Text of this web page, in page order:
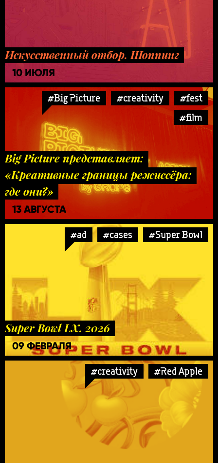
Искусственный отбор. Шоппинг
10 ИЮЛЯ
#Big Picture #creativity
#fest
#film
Big Picture представляет:
«Креативные границы режиссёра:
где они?»
13 АВГУСТА
#ad #cases #Super Bowl
Super Bowl LX. 2026
09 ФЕВРАЛЯ
#creativity #Red Apple